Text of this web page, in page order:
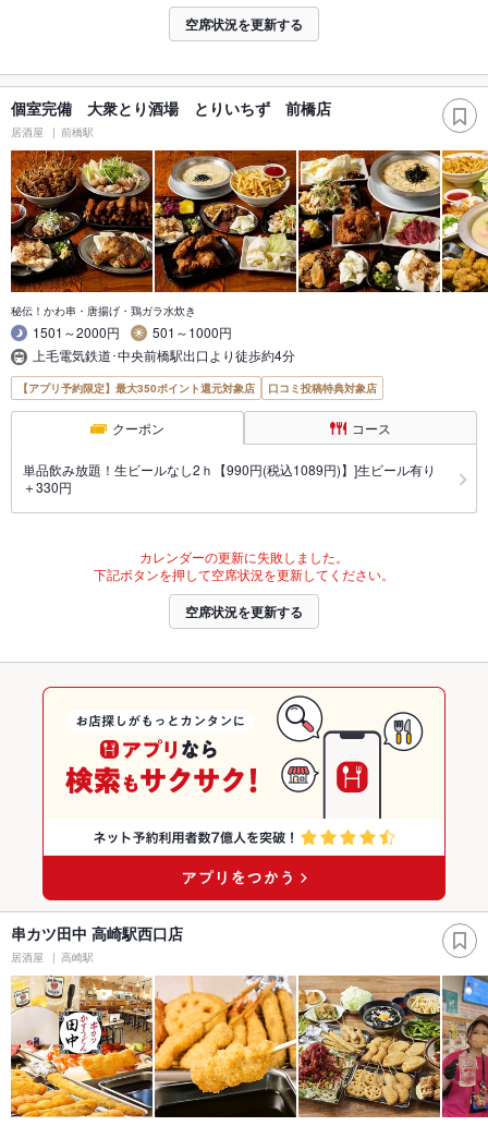
空席状況を更新する
個室完備 大衆とり酒場 とりいちず 前橋店
居酒屋 前橋駅
秘伝！かわ串・唐揚げ・鶏ガラ水炊き
1501～2000円
501～1000円
上毛電気鉄道･中央前橋駅出口より徒歩約4分
【アプリ予約限定】最大350ポイント還元対象店 口コミ投稿特典対象店
クーポン コース
単品飲み放題！生ビールなし2ｈ【990円(税込1089円)】]生ビール有り
＋330円
カレンダーの更新に失敗しました。
下記ボタンを押して空席状況を更新してください。
空席状況を更新する
串カツ田中 高崎駅西口店
居酒屋 高崎駅